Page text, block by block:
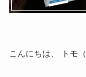
こんにちは、 トモ（